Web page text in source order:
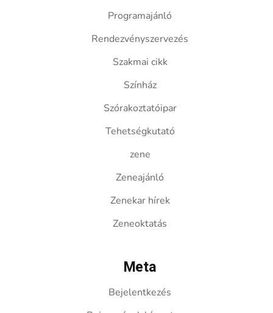
Programajánló
Rendezvényszervezés
Szakmai cikk
Színház
Szórakoztatóipar
Tehetségkutató
zene
Zeneajánló
Zenekar hírek
Zeneoktatás
Meta
Bejelentkezés